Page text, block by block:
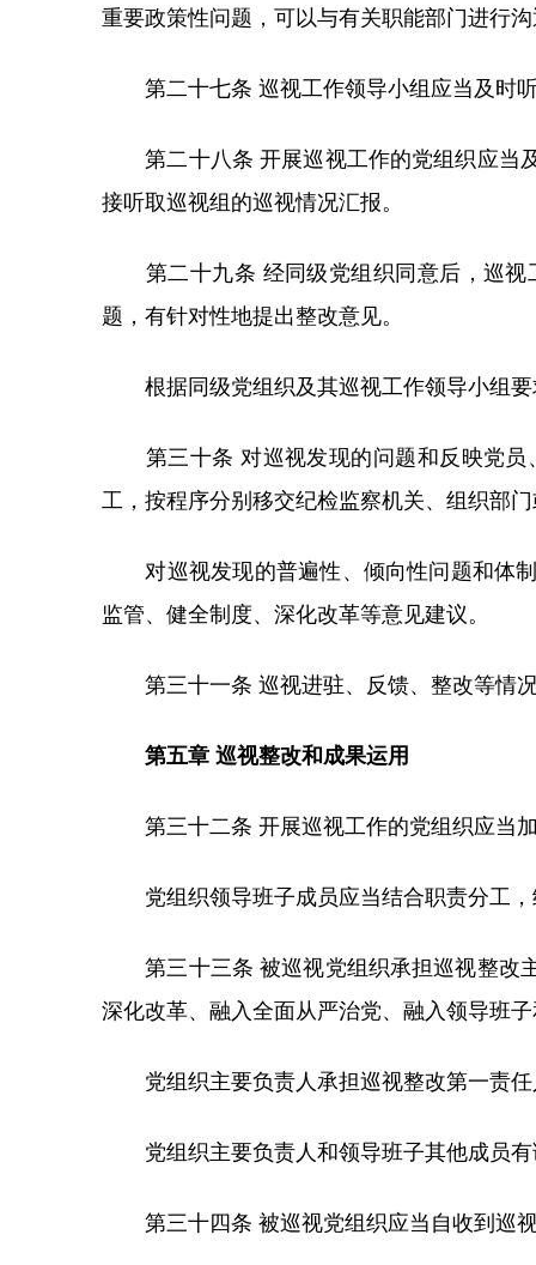
重要政策性问题，可以与有关职能部门进行
第二十七条 巡视工作领导小组应当及时听
第二十八条 开展巡视工作的党组织应当及
接听取巡视组的巡视情况汇报。
第二十九条 经同级党组织同意后，巡视
题，有针对性地提出整改意见。
根据同级党组织及其巡视工作领导小组要
第三十条 对巡视发现的问题和反映党员
工，按程序分别移交纪检监察机关、组织部
对巡视发现的普遍性、倾向性问题和体制
监管、健全制度、深化改革等意见建议。
第三十一条 巡视进驻、反馈、整改等情况
第五章 巡视整改和成果运用
第三十二条 开展巡视工作的党组织应当加
党组织领导班子成员应当结合职责分工，
第三十三条 被巡视党组织承担巡视整改主
深化改革、融入全面从严治党、融入领导班
党组织主要负责人承担巡视整改第一责任
党组织主要负责人和领导班子其他成员有
第三十四条 被巡视党组织应当自收到巡视